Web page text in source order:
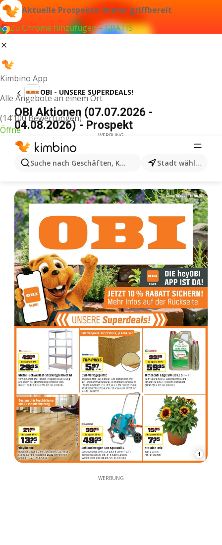
Aktuelle Prospekte immer griffbereit
Zu Chrome hinzufügen – GRATIS
Kimbino App
Alle Angebote an einem Ort
(14’100 Bewertungen)
Öffne
Suche nach Geschäften, Kategorien, Produkten...
Stadt wählen
OBI - UNSERE SUPERDEALS!
OBI Aktionen (07.07.2026 -
04.08.2026) - Prospekt
WERBUNG
1
WERBUNG